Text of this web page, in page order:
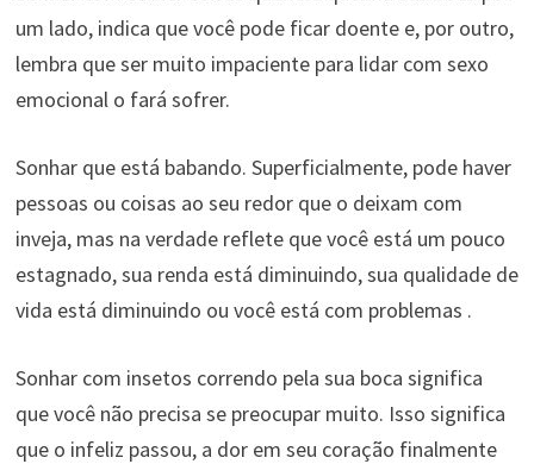
um lado, indica que você pode ficar doente e, por outro,
lembra que ser muito impaciente para lidar com sexo
emocional o fará sofrer.
Sonhar que está babando. Superficialmente, pode haver
pessoas ou coisas ao seu redor que o deixam com
inveja, mas na verdade reflete que você está um pouco
estagnado, sua renda está diminuindo, sua qualidade de
vida está diminuindo ou você está com problemas .
Sonhar com insetos correndo pela sua boca significa
que você não precisa se preocupar muito. Isso significa
que o infeliz passou, a dor em seu coração finalmente